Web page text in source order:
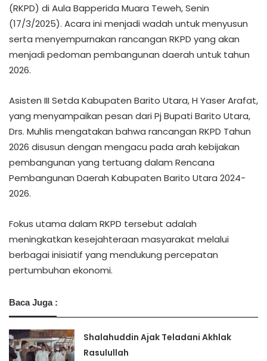
(RKPD) di Aula Bapperida Muara Teweh, Senin
(17/3/2025). Acara ini menjadi wadah untuk menyusun
serta menyempurnakan rancangan RKPD yang akan
menjadi pedoman pembangunan daerah untuk tahun
2026.
Asisten III Setda Kabupaten Barito Utara, H Yaser Arafat,
yang menyampaikan pesan dari Pj Bupati Barito Utara,
Drs. Muhlis mengatakan bahwa rancangan RKPD Tahun
2026 disusun dengan mengacu pada arah kebijakan
pembangunan yang tertuang dalam Rencana
Pembangunan Daerah Kabupaten Barito Utara 2024-
2026.
Fokus utama dalam RKPD tersebut adalah
meningkatkan kesejahteraan masyarakat melalui
berbagai inisiatif yang mendukung percepatan
pertumbuhan ekonomi.
Baca Juga :
Shalahuddin Ajak Teladani Akhlak
Rasulullah